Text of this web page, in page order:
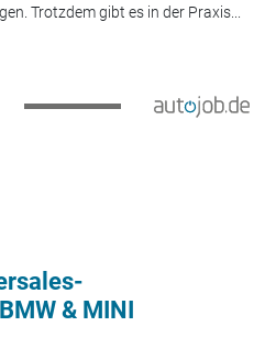
Trotzdem gibt es in der Praxis...
& MINI